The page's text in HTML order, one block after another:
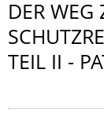
DER WEG
TEIL II -